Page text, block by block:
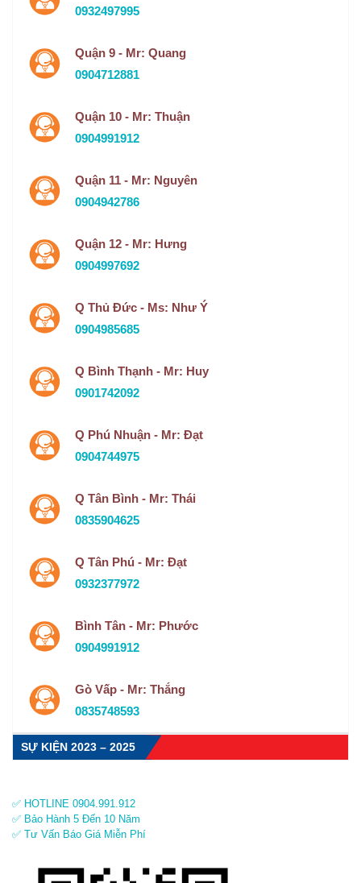
0932497995
Quận 9 - Mr: Quang
0904712881
Quận 10 - Mr: Thuận
0904991912
Quận 11 - Mr: Nguyên
0904942786
Quận 12 - Mr: Hưng
0904997692
Q Thủ Đức - Ms: Như Ý
0904985685
Q Bình Thạnh - Mr: Huy
0901742092
Q Phú Nhuận - Mr: Đạt
0904744975
Q Tân Bình - Mr: Thái
0835904625
Q Tân Phú - Mr: Đạt
0932377972
Bình Tân - Mr: Phước
0904991912
Gò Vấp - Mr: Thắng
0835748593
SỰ KIỆN 2023 – 2025
✅ HOTLINE 0904.991.912
✅ Bảo Hành 5 Đến 10 Năm
✅ Tư Vấn Báo Giá Miễn Phí